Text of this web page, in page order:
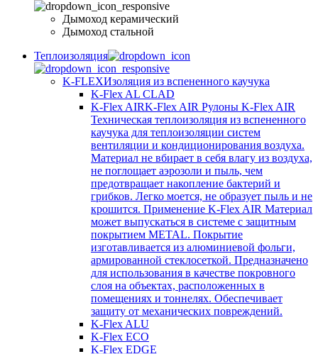
Дымоход керамический
Дымоход стальной
Теплоизоляция
K-FLEXИзоляция из вспененного каучука
K-Flex AL CLAD
K-Flex AIRK-Flex AIR Рулоны K-Flex AIR
Техническая теплоизоляция из вспененного
каучука для теплоизоляции систем
вентиляции и кондиционирования воздуха.
Материал не вбирает в себя влагу из воздуха,
не поглощает аэрозоли и пыль, чем
предотвращает накопление бактерий и
грибков. Легко моется, не образует пыль и не
крошится. Применение K-Flex AIR Материал
может выпускаться в системе c защитным
покрытием METAL. Покрытие
изготавливается из алюминиевой фольги,
армированной стеклосеткой. Предназначено
для использования в качестве покровного
слоя на объектах, расположенных в
помещениях и тоннелях. Обеспечивает
защиту от механических повреждений.
K-Flex ALU
K-Flex ECO
K-Flex EDGE